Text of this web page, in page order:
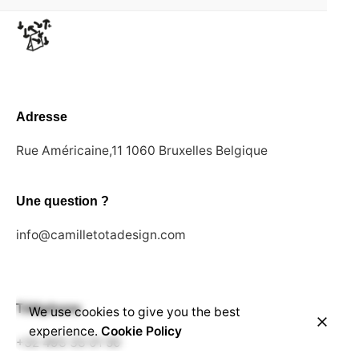
Adresse
Rue Américaine,11 1060 Bruxelles Belgique
Une question ?
info@camilletotadesign.com
Téléphone
+32 493 33 01 50
We use cookies to give you the best
experience. Cookie Policy